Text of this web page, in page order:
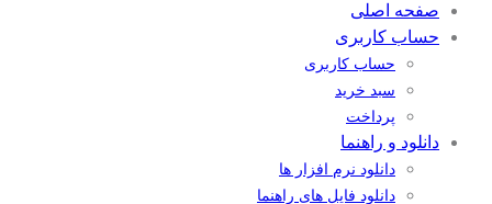
صفحه اصلی
حساب کاربری
حساب کاربری
سبد خرید
پرداخت
دانلود و راهنما
دانلود نرم افزار ها
دانلود فایل های راهنما